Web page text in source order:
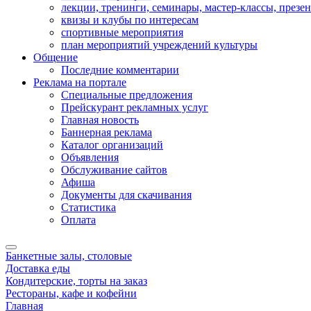
лекции, тренинги, семинары, мастер-классы,
квизы и клубы по интересам
спортивные мероприятия
план мероприятий учреждений культуры
Общение
Последние комментарии
Реклама на портале
Специальные предложения
Прейскурант рекламных услуг
Главная новость
Баннерная реклама
Каталог организаций
Объявления
Обслуживание сайтов
Афиша
Документы для скачивания
Статистика
Оплата
Банкетные залы, столовые
Доставка еды
Кондитерские, торты на заказ
Рестораны, кафе и кофейни
Главная